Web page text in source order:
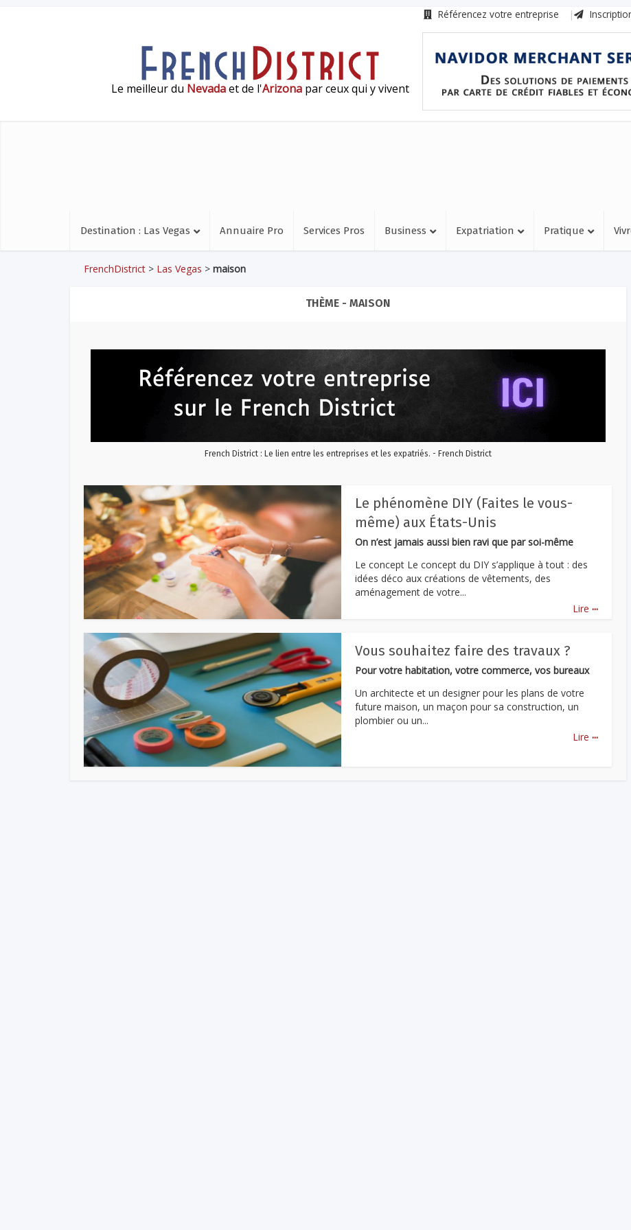
Référencez votre entreprise
Le meilleur du Nevadaet de l'Arizona par ceux qui y vivent
Destination : Las Vegas Annuaire Pro Services Pros Business Expatriation Pratique
FrenchDistrict > Las Vegas > maison
THÈME - MAISON
French District : Le lien entre les entreprises et les expatriés. - French District
Le phénomène DIY (Faites le vous-
même) aux États-Unis
On n’est jamais aussi bien ravi que par soi-même
Le concept Le concept du DIY s’applique à tout : des
idées déco aux créations de vêtements, des
aménagement de votre...
Lire ...
Vous souhaitez faire des travaux ?
Pour votre habitation, votre commerce, vos bureaux
Un architecte et un designer pour les plans de votre
future maison, un maçon pour sa construction, un
plombier ou un...
Lire ...